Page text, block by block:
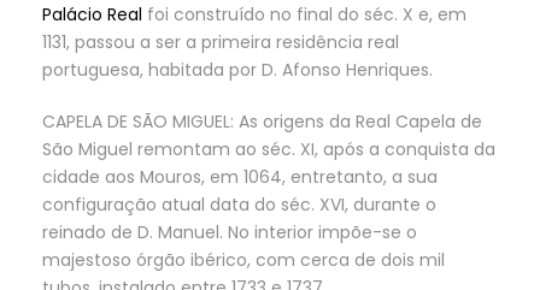
Palácio Real foi construído no final do séc. X e, em
1131, passou a ser a primeira residência real
portuguesa, habitada por D. Afonso Henriques.
CAPELA DE SÃO MIGUEL: As origens da Real Capela de
São Miguel remontam ao séc. XI, após a conquista da
cidade aos Mouros, em 1064, entretanto, a sua
configuração atual data do séc. XVI, durante o
reinado de D. Manuel. No interior impõe-se o
majestoso órgão ibérico, com cerca de dois mil